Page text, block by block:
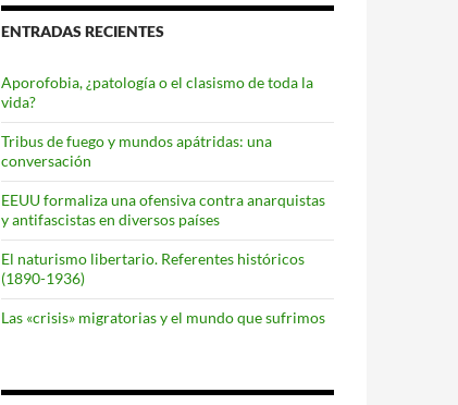
ENTRADAS RECIENTES
Aporofobia, ¿patología o el clasismo de toda la
vida?
Tribus de fuego y mundos apátridas: una
conversación
EEUU formaliza una ofensiva contra anarquistas
y antifascistas en diversos países
El naturismo libertario. Referentes históricos
(1890-1936)
Las «crisis» migratorias y el mundo que sufrimos